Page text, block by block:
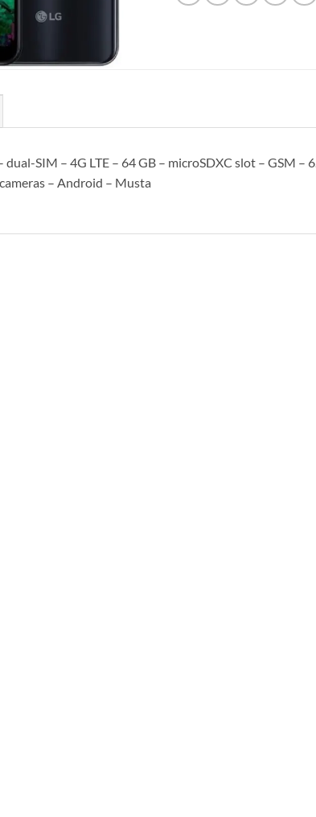
dual-SIM – 4G LTE – 64 GB – microSDXC slot – GSM
– Android – Musta